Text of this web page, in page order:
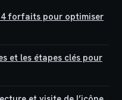
4 forfaits pour optimiser
et les étapes clés pour